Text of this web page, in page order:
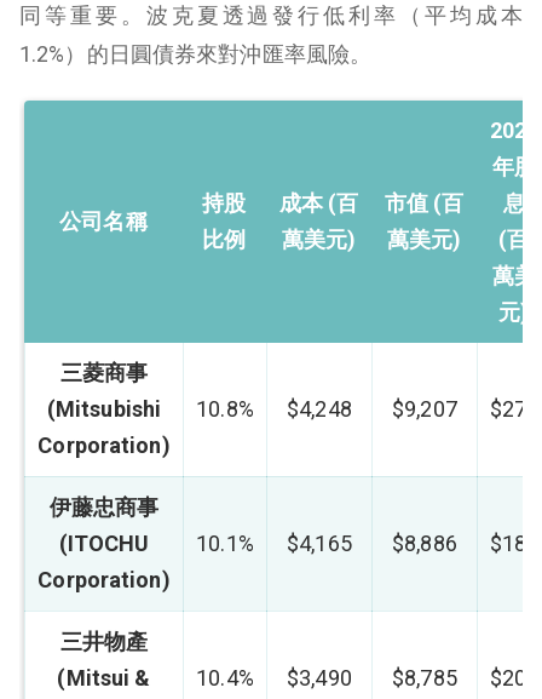
同等重要。波克夏透過發行低利率（平均成本
1.2%）的日圓債券來對沖匯率風險。
公司名稱
持股
比例
成本 (百
萬美元)
市值 (百
萬美元)
2025
年股
息
(百
萬美
元)
三菱商事
(Mitsubishi
Corporation)
10.8% $4,248 $9,207 $273
伊藤忠商事
(ITOCHU
Corporation)
10.1% $4,165 $8,886 $181
三井物產
(Mitsui &
10.4% $3,490 $8,785 $201